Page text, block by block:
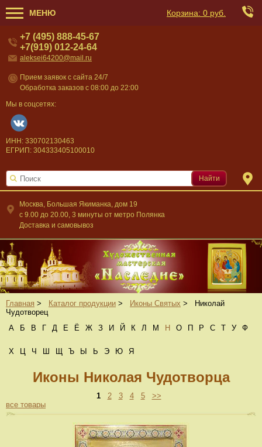
МЕНЮ Корзина: 0 руб.
Москва, Большая Якиманка, дом 19
c 9.00 до 20.00, 3 минуты от метро Полянка
Доставка и самовывоз
+7 (495) 888-45-67
+7(919) 012-24-64
aleksei64200@mail.ru
Прием заявок с сайта 24/7
Обработка заказов с 08:00 до 22:00
Мы в соцсетях:
ИНН: 330702130463
ЕГРИП: 304333405100010
Найти
Главная > Каталог продукции > Иконы Святых >
Николай
Чудотворец
А
Б В Г Д Е Ё Ж З И Й К Л М Н О П Р С Т У Ф
Х Ц Ч Ш Щ Ъ Ы Ь Э Ю Я
Иконы Николая Чудотворца
1 2 3 4 5
>>
все товары